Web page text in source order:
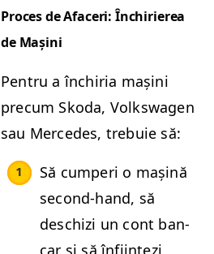
Pro­ces de Afac­eri: Închiri­erea
de Mașini
Pen­tru a închiria mași­ni
pre­cum Sko­da, Volk­swa­gen
sau Mer­cedes, tre­buie să:
Să cumperi o mașină
sec­ond-hand, să
deschizi un cont ban­
car și să înfi­ințezi